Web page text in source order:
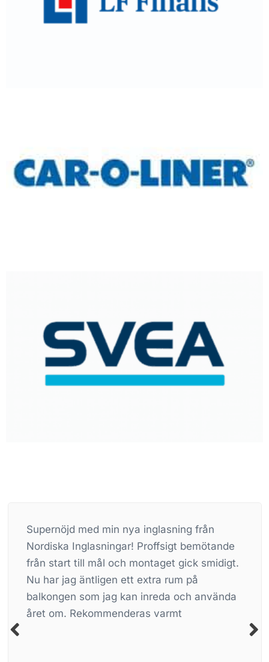
Supernöjd med min nya inglasning från
Nordiska Inglasningar! Proffsigt bemötande
från start till mål och montaget gick smidigt.
Nu har jag äntligen ett extra rum på
balkongen som jag kan inreda och använda
året om. Rekommenderas varmt